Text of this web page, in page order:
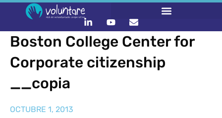
Boston College Center for
Corporate citizenship
__copia
OCTUBRE 1, 2013